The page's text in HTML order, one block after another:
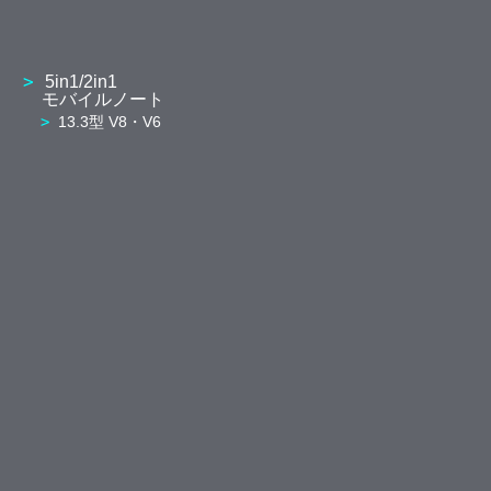
5in1/2in1
モバイルノート
13.3型 V8・V6